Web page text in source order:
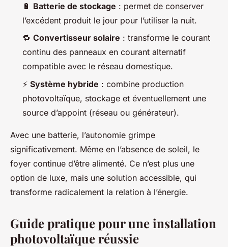
🔋 Batterie de stockage : permet de conserver
l’excédent produit le jour pour l’utiliser la nuit.
🔁 Convertisseur solaire : transforme le courant
continu des panneaux en courant alternatif
compatible avec le réseau domestique.
⚡ Système hybride : combine production
photovoltaïque, stockage et éventuellement une
source d’appoint (réseau ou générateur).
Avec une batterie, l’autonomie grimpe
significativement. Même en l’absence de soleil, le
foyer continue d’être alimenté. Ce n’est plus une
option de luxe, mais une solution accessible, qui
transforme radicalement la relation à l’énergie.
Guide pratique pour une installation
photovoltaïque réussie